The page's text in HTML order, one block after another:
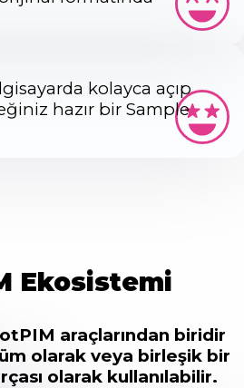
kolayca açıp
hazır bir Sample
Ekosistemi
araçlarından biridir
olarak veya birleşik bir
olarak kullanılabilir.